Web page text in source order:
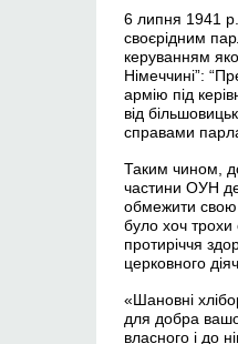
6 липня 1941
своєрідним
керуванням
Німеччині”:
армію під
від
справами
Таким чином,
частини ОУН
обмежити свою
було хоч
протиріччя
церковного
«Шановні
для добра
власного і до